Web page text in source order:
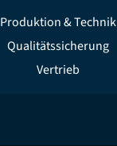
Produktion & Technik
Qualitätssicherung
Vertrieb